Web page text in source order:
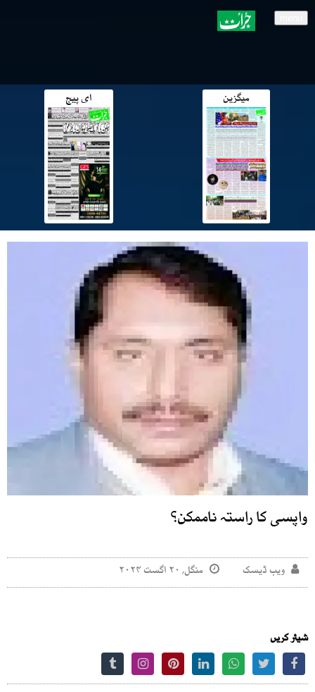
میگزین ای پیج
واپسی کا راستہ ناممکن؟
ویب ڈیسک منگل, ۲۰ اگست ۲۰۲۴
شیئر کریں